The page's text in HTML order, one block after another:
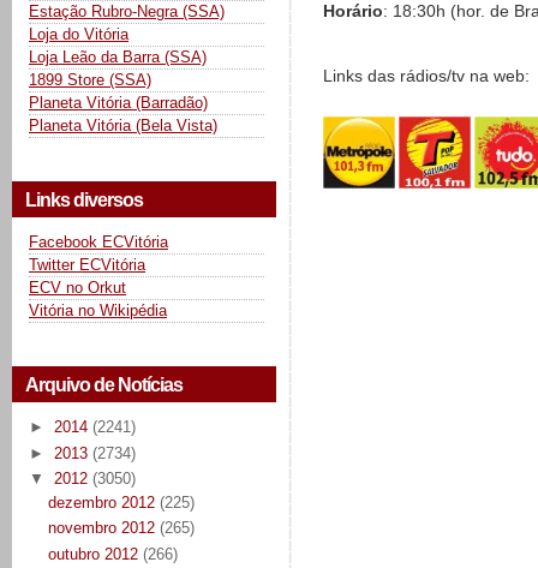
Estação Rubro-Negra (SSA)
Loja do Vitória
Loja Leão da Barra (SSA)
1899 Store (SSA)
Planeta Vitória (Barradão)
Planeta Vitória (Bela Vista)
Links diversos
Facebook ECVitória
Twitter ECVitória
ECV no Orkut
Vitória no Wikipédia
Arquivo de Notícias
► 2014 (2241)
► 2013 (2734)
▼ 2012 (3050)
dezembro 2012 (225)
novembro 2012 (265)
outubro 2012 (266)
Horário: 18:30h (hor. de
Links das rádios/tv na web: